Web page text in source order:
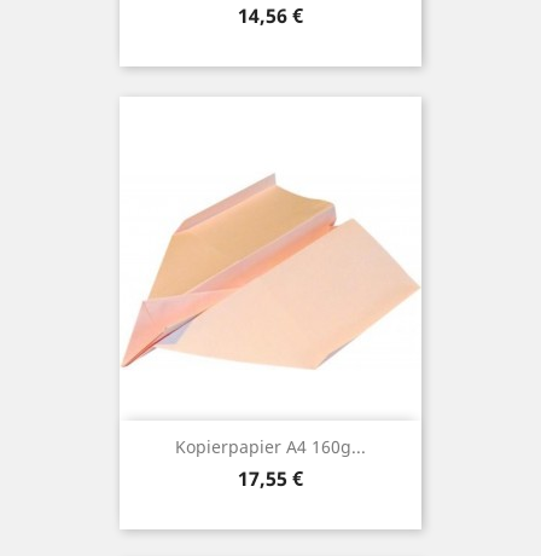
Preis
14,56 €
Kopierpapier A4 160g...
Preis
17,55 €